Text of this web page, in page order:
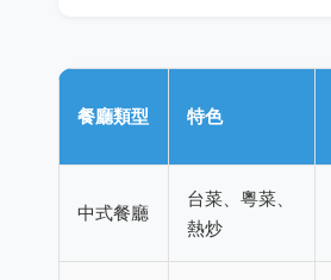
餐廳類型 特色
中式餐廳
台菜、粵菜、
熱炒